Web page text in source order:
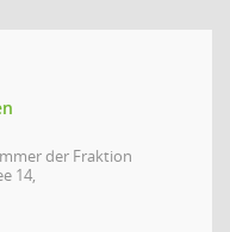
der Fraktion
14,